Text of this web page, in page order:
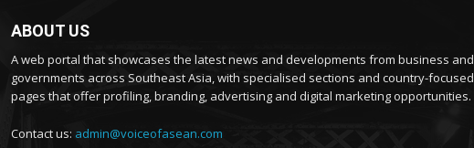
ABOUT US
A web portal that showcases the latest news and developments from business and
governments across Southeast Asia, with specialised sections and country-focused
pages that offer profiling, branding, advertising and digital marketing opportunities.
Contact us: admin@voiceofasean.com